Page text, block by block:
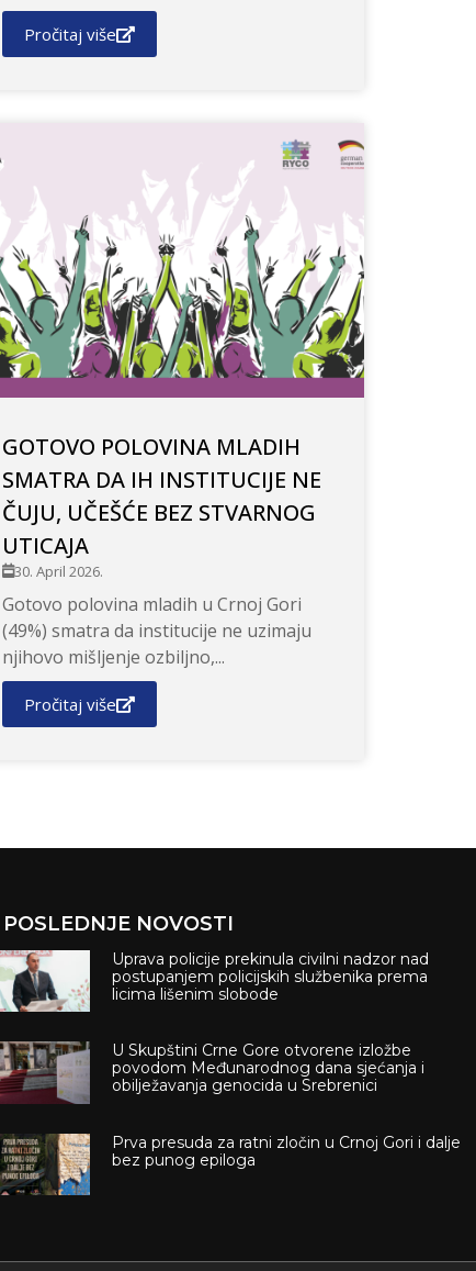
Pročitaj više
GOTOVO POLOVINA MLADIH
SMATRA DA IH INSTITUCIJE NE
ČUJU, UČEŠĆE BEZ STVARNOG
UTICAJA
30. April 2026.
Gotovo polovina mladih u Crnoj Gori
(49%) smatra da institucije ne uzimaju
njihovo mišljenje ozbiljno,...
Pročitaj više
POSLEDNJE NOVOSTI
Uprava policije prekinula civilni nadzor nad
postupanjem policijskih službenika prema
licima lišenim slobode
U Skupštini Crne Gore otvorene izložbe
povodom Međunarodnog dana sjećanja i
obilježavanja genocida u Srebrenici
Prva presuda za ratni zločin u Crnoj Gori i dalje
bez punog epiloga